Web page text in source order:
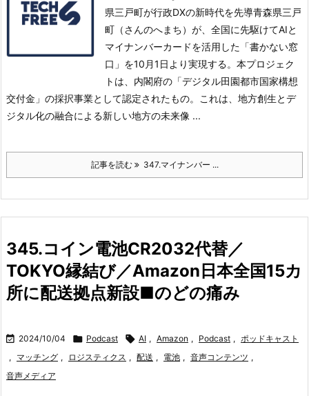
県三戸町が行政DXの新時代を先導青森県三戸
町（さんのへまち）が、全国に先駆けてAIと
マイナンバーカードを活用した「書かない窓
口」を10月1日より実現する。 本プロジェク
トは、内閣府の「デジタル田園都市国家構想
交付金」の採択事業として認定されたもの。これは、地方創生とデ
ジタル化の融合による新しい地方の未来像 ...
記事を読む 347.マイナンバー ...
345.コイン電池CR2032代替／
TOKYO縁結び／Amazon日本全国15カ
所に配送拠点新設■のどの痛み
 2024/10/04  Podcast  AI , Amazon , Podcast , ポッドキャスト
, マッチング , ロジスティクス , 配送 , 電池 , 音声コンテンツ ,
音声メディア